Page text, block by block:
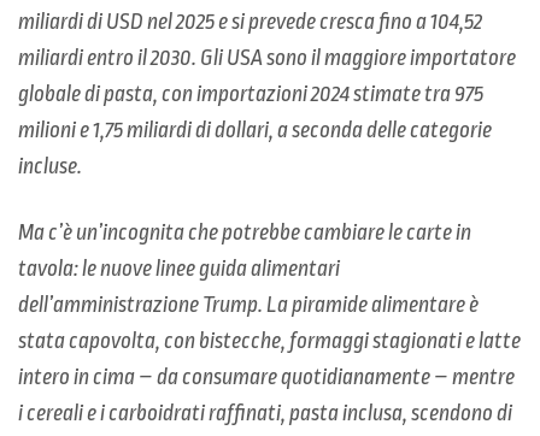
miliardi di USD nel 2025 e si prevede cresca fino a 104,52
miliardi entro il 2030. Gli USA sono il maggiore importatore
globale di pasta, con importazioni 2024 stimate tra 975
milioni e 1,75 miliardi di dollari, a seconda delle categorie
incluse.
Ma c’è un’incognita che potrebbe cambiare le carte in
tavola: le nuove linee guida alimentari
dell’amministrazione Trump. La piramide alimentare è
stata capovolta, con bistecche, formaggi stagionati e latte
intero in cima – da consumare quotidianamente – mentre
i cereali e i carboidrati raffinati, pasta inclusa, scendono di